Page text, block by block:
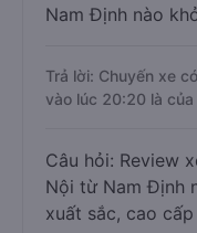
Nam Định nào
Trả lời: Chuyến xe
vào lúc 20:20 là của
Câu hỏi: Review
Nội từ Nam Định
xuất sắc, cao cấp